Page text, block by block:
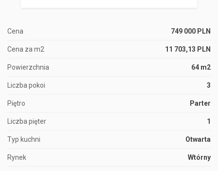
Cena 749 000 PLN
Cena za m2 11 703,13 PLN
Powierzchnia 64 m2
Liczba pokoi 3
Piętro Parter
Liczba pięter 1
Typ kuchni Otwarta
Rynek Wtórny